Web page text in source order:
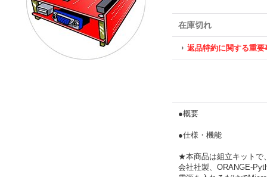
在庫切れ
返品特約に関する重要
●概要
●仕様・機能
★本商品は組立キットで
会社社製、ORANGE-